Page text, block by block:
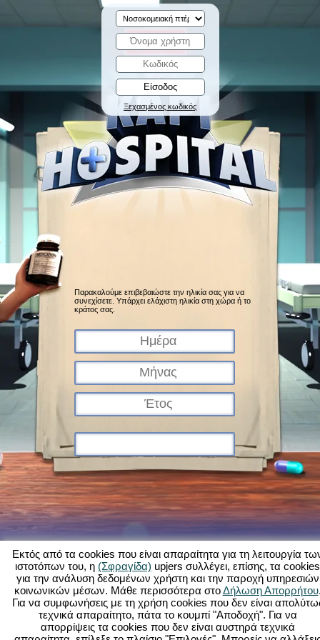
Ξεχασμένος κωδικός
Παρακαλούμε επιβεβαιώστε την ηλικία σας για να
συνεχίσετε. Υπάρχει ελάχιστη ηλικία στη χώρα ή το
κράτος σας.
Τι είναι το Kapi Hospital; Ιστορία Χαρακτηριστικά Εικόνες
Κανόνες
Φόρουμ
Όροι χρήσης Προστασία δεδομένων
Νομικά στοιχεία
Υποστήριξη Πελατών
Παιχνίδια φυλλομετρητή - Upjers.com
Διαχείριση Cookies
Εκτός από τα cookies που είναι απαραίτητα για τη λειτουργία
ιστοτόπων του, η (Σφραγίδα) upjers συλλέγει, επίσης, τα cookies
για την ανάλυση δεδομένων χρήστη και την παροχή υπηρεσιών
κοινωνικών μέσων. Μάθε περισσότερα στοΔήλωση Απορρήτου
Για να συμφωνήσεις με τη χρήση cookies που δεν είναι
τεχνικά απαραίτητο, πάτα το κουμπί "Αποδοχή". Για να
απορρίψεις τα cookies που δεν είναι αυστηρά τεχνικά